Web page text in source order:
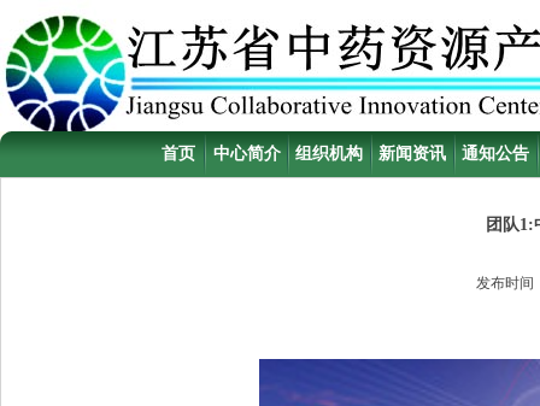
首页 中心简介 组织机构 新闻资讯 通知公告
团队1:
发布时